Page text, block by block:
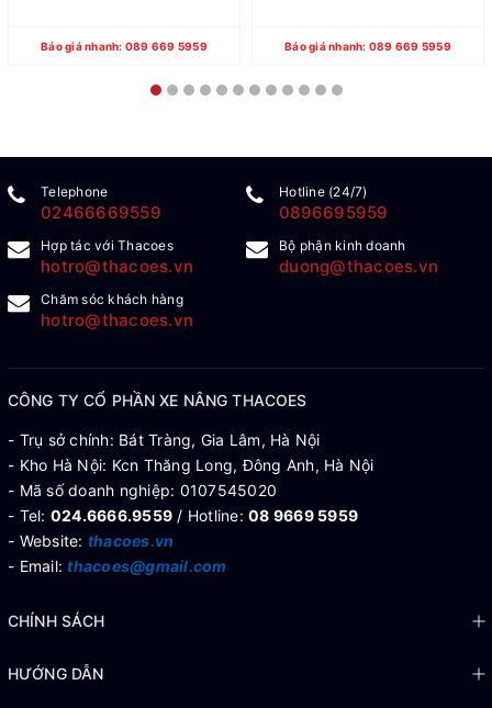
Báo giá nhanh: 089 669 5959 Báo giá nhanh: 089 669 5959
Telephone
02466669559
Hotline (24/7)
0896695959
Hợp tác với Thacoes
hotro@thacoes.vn
Bộ phận kinh doanh
duong@thacoes.vn
Chăm sóc khách hàng
hotro@thacoes.vn
CÔNG TY CỔ PHẦN XE NÂNG THACOES
- Trụ sở chính: Bát Tràng, Gia Lâm, Hà Nội
- Kho Hà Nội: Kcn Thăng Long, Đông Anh, Hà Nội
- Mã số doanh nghiệp: 0107545020
- Tel: 024.6666.9559 / Hotline: 08 9669 5959
- Website: thacoes.vn
- Email:thacoes@gmail.com
CHÍNH SÁCH
HƯỚNG DẪN